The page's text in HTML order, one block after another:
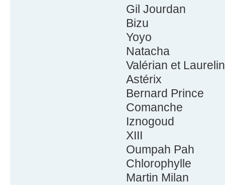
Gil Jourdan
Bizu
Yoyo
Natacha
Valérian et
Astérix
Bernard Prince
Comanche
Iznogoud
XIII
Oumpah Pah
Chlorophylle
Martin Milan